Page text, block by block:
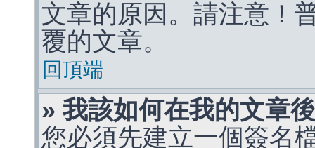
文章的原因。請注意！
覆的文章。
回頂端
» 我該如何在我的文章
您必須先建立一個簽名